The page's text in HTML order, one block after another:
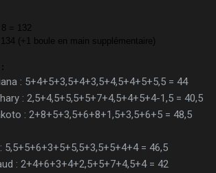
= 132
(+1 boule en main supplémentaire)
: 5+4+5+3,5+4+3,5+4,5+4+5+5,5 = 44
: 2,5+4,5+5,5+5+7+4,5+4+5+4-1,5 = 40,5
: 2+8+5+3,5+6+8+1,5+3,5+6+5 = 48,5
5,5+5+6+3+5+5,5+3,5+5+4+4 = 46,5
: 2+4+6+3+4+2,5+5+7+4,5+4 = 42